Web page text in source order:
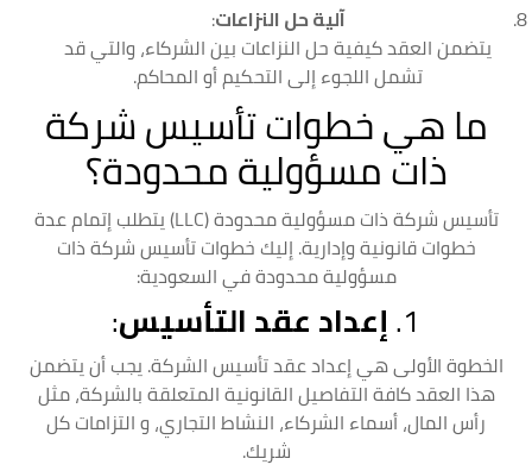
آلية حل النزاعات:
يتضمن العقد كيفية حل النزاعات بين الشركاء، والتي قد
تشمل اللجوء إلى التحكيم أو المحاكم.
ما هي خطوات تأسيس شركة
ذات مسؤولية محدودة؟
تأسيس شركة ذات مسؤولية محدودة (LLC) يتطلب إتمام عدة
خطوات قانونية وإدارية. إليك خطوات تأسيس شركة ذات
مسؤولية محدودة في السعودية:
1. إعداد عقد التأسيس:
الخطوة الأولى هي إعداد عقد تأسيس الشركة. يجب أن يتضمن
هذا العقد كافة التفاصيل القانونية المتعلقة بالشركة، مثل
رأس المال، أسماء الشركاء، النشاط التجاري، و التزامات كل
شريك.